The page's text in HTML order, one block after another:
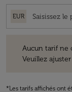
EUR
Aucun tarif ne
Veuillez
*Les tarifs affichés ont